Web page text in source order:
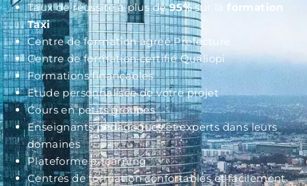
Taux de réussite à plus de95%sur la formation
Taxi
Centre de formation agréé Préfecture
Centre de formation certifié Qualiopi
Formations finançables
Etude personnalisée de votre projet
Cours en petits groupes
Enseignants pédagogues et experts dans leurs
domaines
Plateforme e-learning
Centres de formation confortables et facilement